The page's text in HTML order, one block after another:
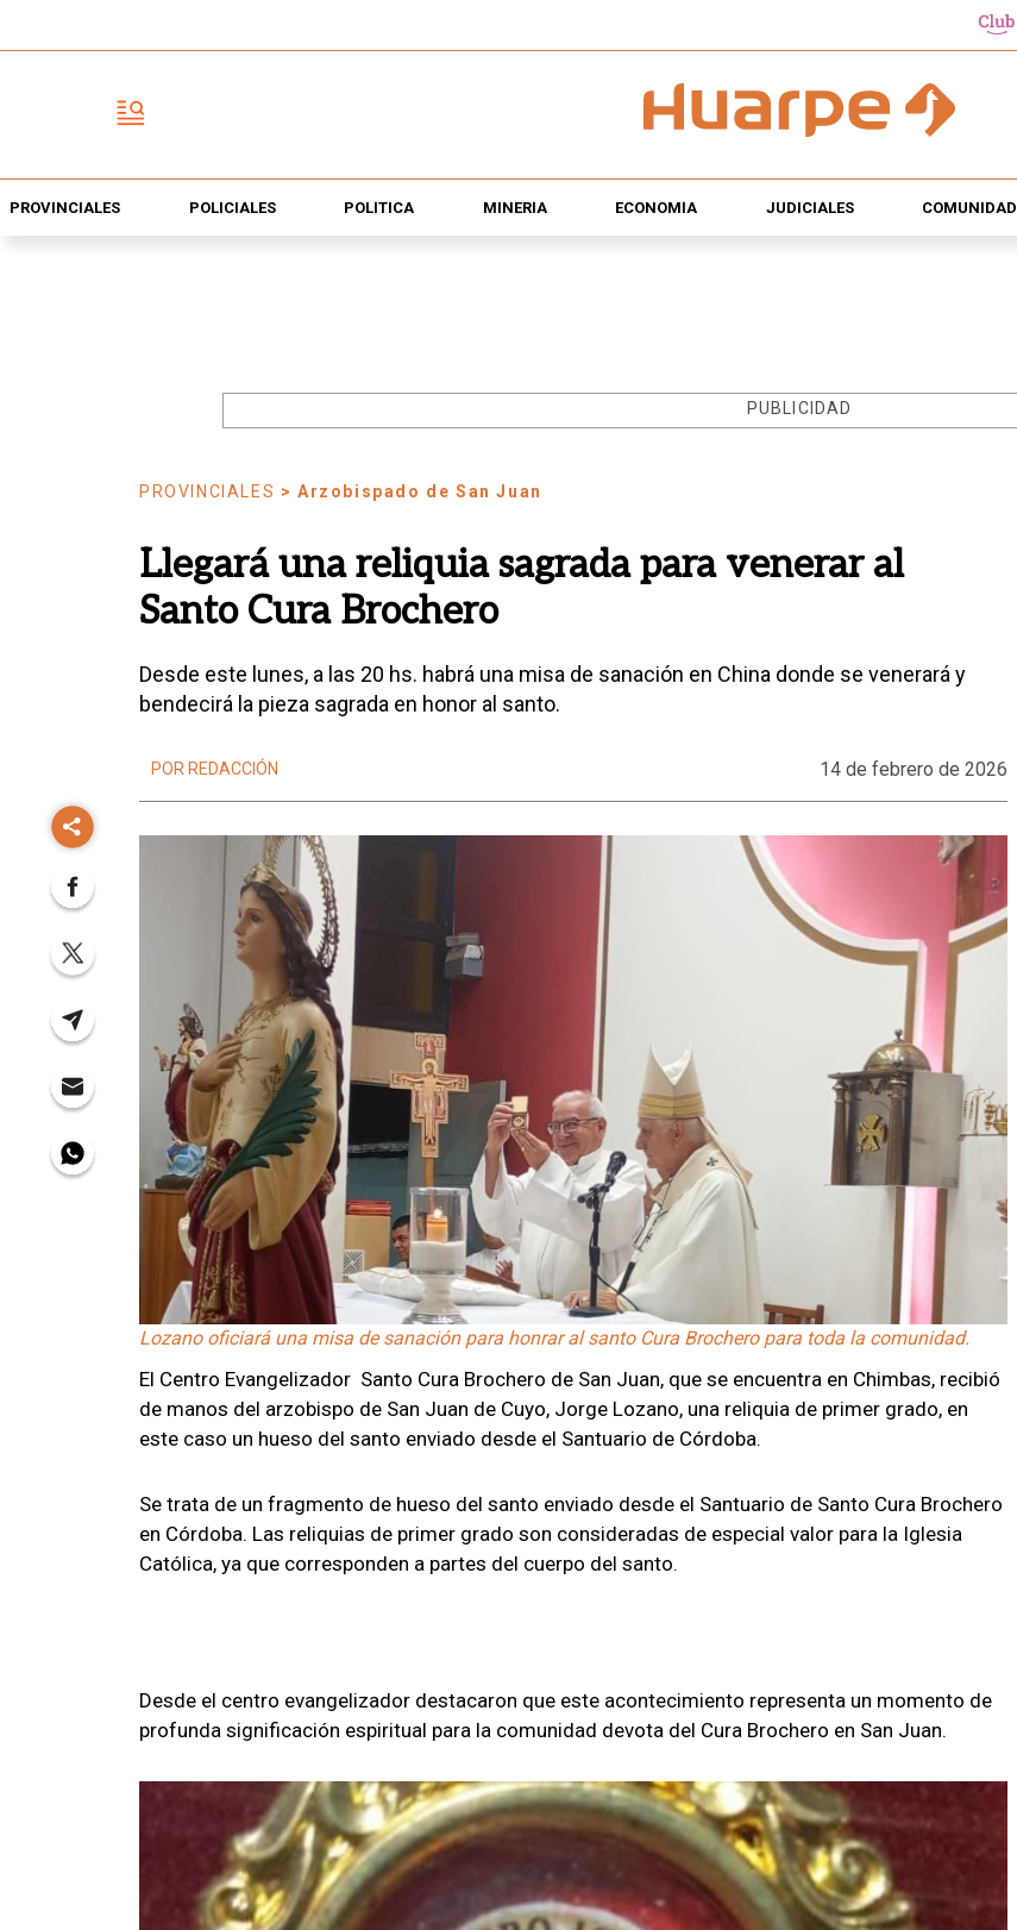
PROVINCIALES POLICIALES POLÍTICA MINERÍA ECONOMÍA JUDICIALES COMUNIDAD
PUBLICIDAD
PROVINCIALES > Arzobispado de San Juan
Llegará una reliquia sagrada para venerar al
Santo Cura Brochero
Desde este lunes, a las 20 hs. habrá una misa de sanación en China donde se venerará y
bendecirá la pieza sagrada en honor al santo.
POR REDACCIÓN 14 de febrero de 2026
Lozano oficiará una misa de sanación para honrar al santo Cura Brochero para toda la comunidad.
El Centro Evangelizador Santo Cura Brochero de San Juan, que se encuentra en Chimbas, recibió
de manos del arzobispo de San Juan de Cuyo, Jorge Lozano, una reliquia de primer grado, en
este caso un hueso del santo enviado desde el Santuario de Córdoba.
Se trata de un fragmento de hueso del santo enviado desde el Santuario de Santo Cura Brochero
en Córdoba. Las reliquias de primer grado son consideradas de especial valor para la Iglesia
Católica, ya que corresponden a partes del cuerpo del santo.
Desde el centro evangelizador destacaron que este acontecimiento representa un momento de
profunda significación espiritual para la comunidad devota del Cura Brochero en San Juan.